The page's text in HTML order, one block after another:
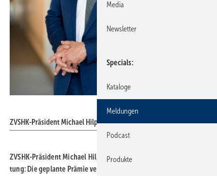
ZVSHK-Präsident Michael Hilpert
ZVSHK-Präsident Michael Hilpert kri­ti­siert die Energie-Ent­las­
tung: Die geplante Prämie verla­gert Kos­ten auf ohne­hin belas­
Media
Newsletter
Specials
Kataloge
Meldungen
Podcast
Produkte